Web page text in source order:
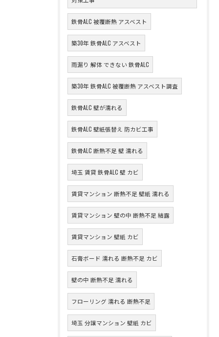
鉄骨ALC 被覆断熱 アスベスト
築30年 鉄骨ALC アスベスト
雨漏り 解体 できない 鉄骨ALC
築30年 鉄骨ALC 被覆断熱 アスベスト調査
鉄骨ALC 壁が濡れる
鉄骨ALC 壁紙張替え 防カビ工事
鉄骨ALC 断熱不足 壁 濡れる
埼玉 賃貸 鉄骨ALC 壁 カビ
賃貸マンション 断熱不足 壁紙 濡れる
賃貸マンション 壁の中 断熱不足 結露
賃貸マンション 壁紙 カビ
石膏ボード 濡れる 断熱不足 カビ
壁の中 断熱不足 濡れる
フローリング 濡れる 断熱不足
埼玉 分譲マンション 壁紙 カビ